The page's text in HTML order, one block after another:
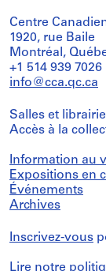
Centre
1920, rue Baile
Montréal,
+1 514 939 7026
info@cca.qc.ca
Salles et
Accès à la
Information au
Expositions en
Événements
Archives
Inscrivez-vous
Lire notre